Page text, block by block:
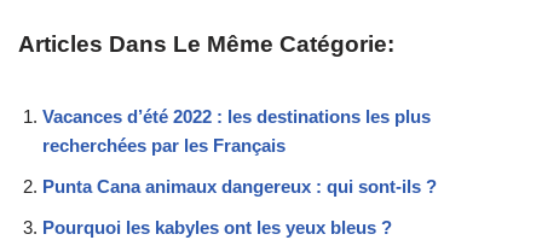
Articles Dans Le Même Catégorie:
Vacances d’été 2022 : les destinations les plus
recherchées par les Français
Punta Cana animaux dangereux : qui sont-ils ?
Pourquoi les kabyles ont les yeux bleus ?